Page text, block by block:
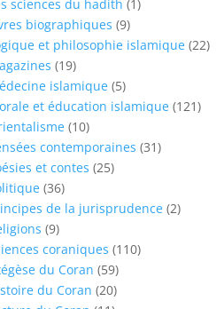
sciences du hadith (1)
biographiques (9)
et philosophie islamique (22)
(19)
islamique (5)
et éducation islamique (121)
(10)
contemporaines (31)
et contes (25)
(36)
de la jurisprudence (2)
(9)
coraniques (110)
du Coran (59)
du Coran (20)